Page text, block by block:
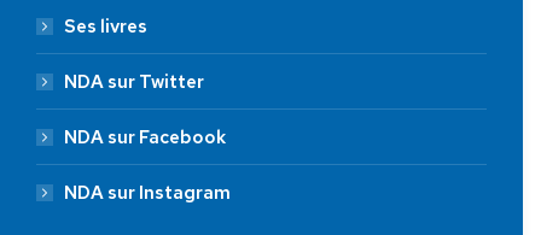
Ses livres
NDA sur Twitter
NDA sur Facebook
NDA sur Instagram